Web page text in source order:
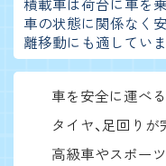
車の状態に関係なく
離移動にも適していま
車を安全に運べ
タイヤ、足回り
高級車やスポー